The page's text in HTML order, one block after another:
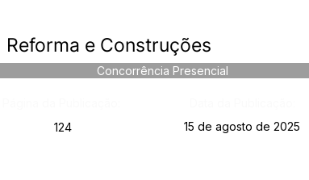
e Construções
Concorrência Presencial
124 15 de agosto de 2025